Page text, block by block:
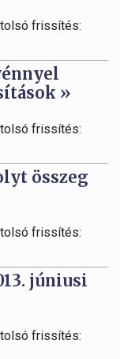
frissítés:
»
frissítés:
összeg
frissítés:
júniusi
frissítés: